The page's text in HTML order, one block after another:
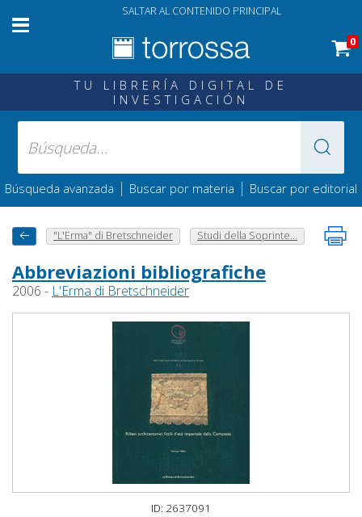
SALTAR AL CONTENIDO PRINCIPAL
0
TU LIBRERÍA DIGITAL DE
INVESTIGACIÓN
Búsqueda avanzada | Buscar por materia | Buscar por editorial
"L'Erma" di Bretschneider Studi della Soprinte...
Abbreviazioni bibliografiche
2006 - L'Erma di Bretschneider
ID: 2637091